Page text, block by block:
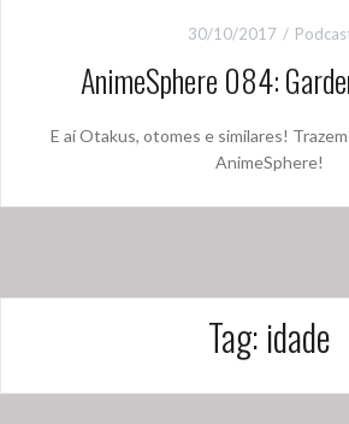
30/10/2017
AnimeSphere 084:
E aí Otakus, otomes e similares!
AnimeSphere!
Tag: idade